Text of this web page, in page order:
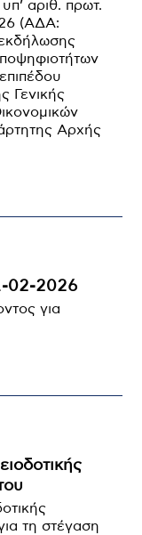
αριθ. πρωτ.
(ΑΔΑ:
Γενικής
Αρχής
02-2026
για
τη στέγαση